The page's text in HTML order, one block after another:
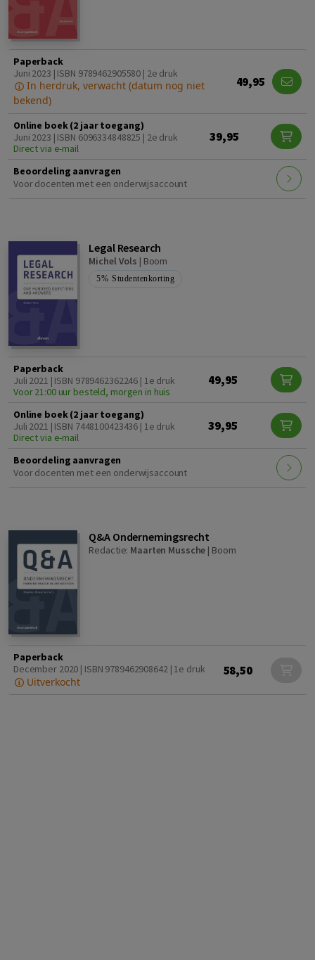
Paperback
Juni 2023 | ISBN 9789462905580 | 2e druk
In herdruk, verwacht (datum nog niet
bekend)
49,95
Online boek (2 jaar toegang)
Juni 2023 | ISBN 6096334848825 | 2e druk
Direct via e-mail
39,95
Beoordeling aanvragen
Voor docenten met een onderwijsaccount
Legal Research
Michel Vols | Boom
5% Studentenkorting
Paperback
Juli 2021 | ISBN 9789462362246 | 1e druk
Voor 21:00 uur besteld, morgen in huis
49,95
Online boek (2 jaar toegang)
Juli 2021 | ISBN 7448100423436 | 1e druk
Direct via e-mail
39,95
Beoordeling aanvragen
Voor docenten met een onderwijsaccount
Q&A Ondernemingsrecht
Redactie: Maarten Mussche | Boom
Paperback
December 2020 | ISBN 9789462908642 | 1e druk
Uitverkocht
58,50